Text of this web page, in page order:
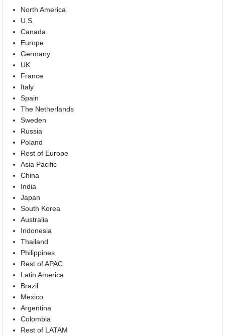
North America
U.S.
Canada
Europe
Germany
UK
France
Italy
Spain
The Netherlands
Sweden
Russia
Poland
Rest of Europe
Asia Pacific
China
India
Japan
South Korea
Australia
Indonesia
Thailand
Philippines
Rest of APAC
Latin America
Brazil
Mexico
Argentina
Colombia
Rest of LATAM